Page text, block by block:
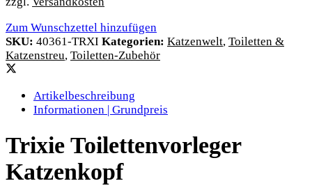
Zum Wunschzettel hinzufügen
SKU: 40361-TRXI Kategorien: Katzenwelt, Toiletten &
Katzenstreu, Toiletten-Zubehör
Artikelbeschreibung
Informationen | Grundpreis
Trixie Toilettenvorleger
Katzenkopf